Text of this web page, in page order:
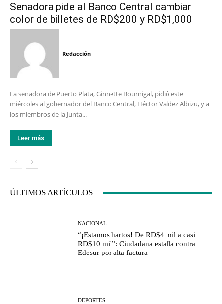
Senadora pide al Banco Central cambiar
color de billetes de RD$200 y RD$1,000
Redacción
La senadora de Puerto Plata, Ginnette Bournigal, pidió este
miércoles al gobernador del Banco Central, Héctor Valdez Albizu, y a
los miembros de la Junta...
Leer más
ÚLTIMOS ARTÍCULOS
NACIONAL
“¡Estamos hartos! De RD$4 mil a casi
RD$10 mil”: Ciudadana estalla contra
Edesur por alta factura
DEPORTES